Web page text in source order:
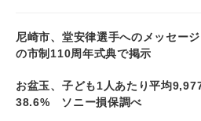
尼崎市、堂安律選手へのメッセー
の市制110周年式典で掲示
お盆玉、子ども1人あたり平均
38.6% ソニー損保調べ